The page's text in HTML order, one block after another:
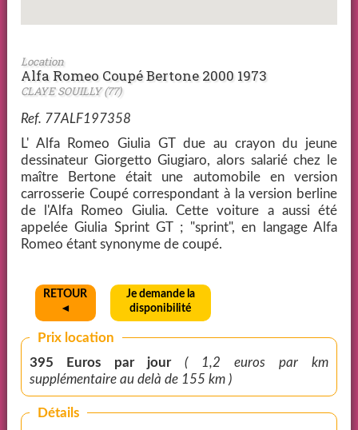
Location
Alfa Romeo Coupé Bertone 2000 1973
CLAYE SOUILLY (77)
Ref. 77ALF197358
L' Alfa Romeo Giulia GT due au crayon du jeune
dessinateur Giorgetto Giugiaro, alors salarié chez le
maître Bertone était une automobile en version
carrosserie Coupé correspondant à la version berline
de l'Alfa Romeo Giulia. Cette voiture a aussi été
appelée Giulia Sprint GT ; "sprint", en langage Alfa
Romeo étant synonyme de coupé.
RETOUR
◄
Je demande la
disponibilité
Prix location
395 Euros par jour ( 1,2 euros par km
supplémentaire au delà de 155 km )
Détails